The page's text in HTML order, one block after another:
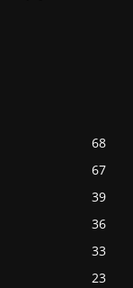
68
67
39
36
33
23